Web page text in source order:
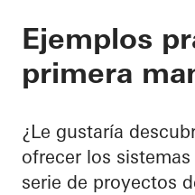
Ejemplos
primera
¿Le gustaría
ofrecer los
serie de proyectos